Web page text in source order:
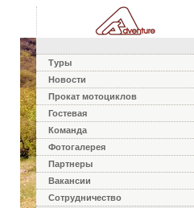
Туры
Новости
Прокат мотоциклов
Гостевая
Команда
Фотогалерея
Партнеры
Вакансии
Сотрудничество